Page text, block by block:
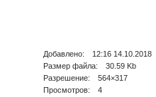
Добавлено: 12:16 14.10.2018
Размер файла: 30.59 Kb
Разрешение: 564×317
Просмотров: 4